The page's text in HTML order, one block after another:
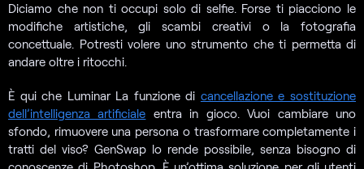
Diciamo che non ti occupi solo di selfie. Forse ti piacciono le
modifiche artistiche, gli scambi creativi o la fotografia
concettuale. Potresti volere uno strumento che ti permetta di
andare oltre i ritocchi.
È qui che Luminar La funzione di cancellazione e sostituzione
dell’intelligenza artificiale entra in gioco. Vuoi cambiare uno
sfondo, rimuovere una persona o trasformare completamente i
tratti del viso? GenSwap lo rende possibile, senza bisogno di